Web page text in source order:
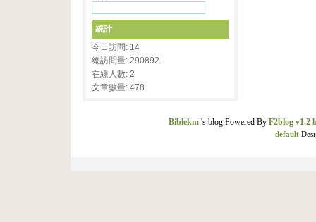
統計
今日訪問: 14
總訪問量: 290892
在線人數: 2
文章數量: 478
Biblekm 's blog Powered By F2blog v1.2
default